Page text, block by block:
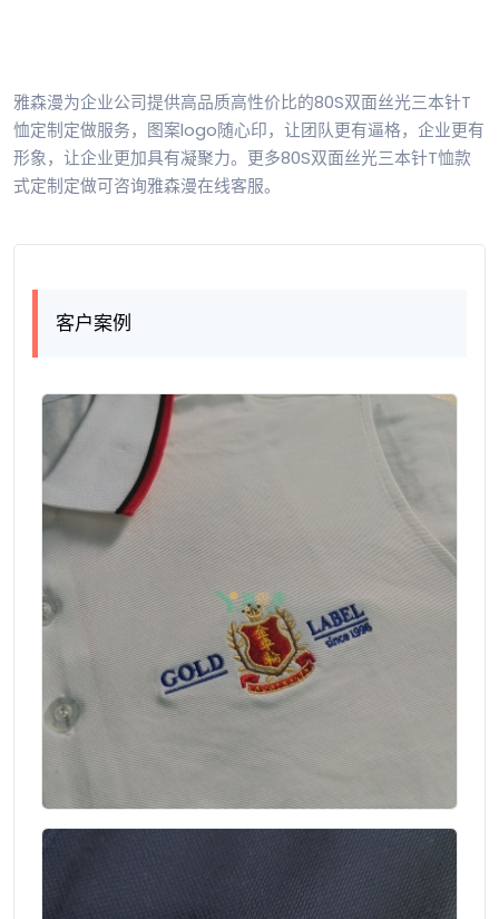
雅森漫为企业公司提供高品质高性价比的80S双面丝光三本针T
恤定制定做服务，图案logo随心印，让团队更有逼格，企业更有
形象，让企业更加具有凝聚力。更多80S双面丝光三本针T恤款
式定制定做可咨询雅森漫在线客服。
客户案例